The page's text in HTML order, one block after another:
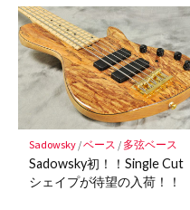
マ
ー
ク
に
保
存
Sadowsky/ベース / 多弦ベース
Sadowsky初！！Single Cut
シェイプが待望の入荷！！